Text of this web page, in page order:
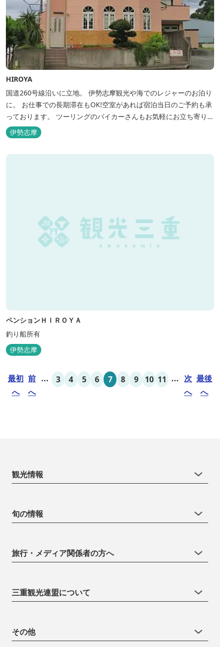
HIROYA
国道260号線沿いに立地。 伊勢志摩観光や海でのレジャーのお泊り
に。 お仕事での長期滞在もOK!空室があれば宿泊当日のご予約も承
っております。 ツーリングのバイカーさんもお気軽にお立ち寄りく
ださい。
伊勢志摩
ペンションＨＩＲＯＹＡ
釣り船所有
伊勢志摩
最初
へ
前
へ
... 3 4 5 6 7 8 9 10 11 ... 次
へ
最後
へ
観光情報
旬の情報
旅行・メディア関係者の方へ
三重観光連盟について
その他